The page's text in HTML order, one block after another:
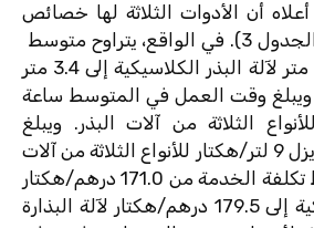
أعلاه أن الأدوات الثلاثة لها خصائص
تقنية متشابهة جدًا (الجدول 3). في الواقع، يتراوح متوسط ​​
عرض العمل من 3.0 متر لآلة البذر الكلاسيكية إلى 3.4 متر
ويبلغ وقت العمل في المتوسط ​​ساعة
الثلاثة من آلات البذر. ويبلغ
متوسط ​​استهلاك الديزل 9 لتر/هكتار للأنواع الثلاثة من آلات
البذر، ويتراوح متوسط ​​تكلفة الخدمة من 171.0 درهم/هكتار
لآلة البذارة الكلاسيكية إلى 179.5 درهم/هكتار لآلة البذارة